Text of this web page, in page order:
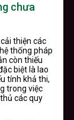
chưa
thiện các
thống pháp
còn thiếu
biệt là lao
tính khả thi,
trong việc
các quy